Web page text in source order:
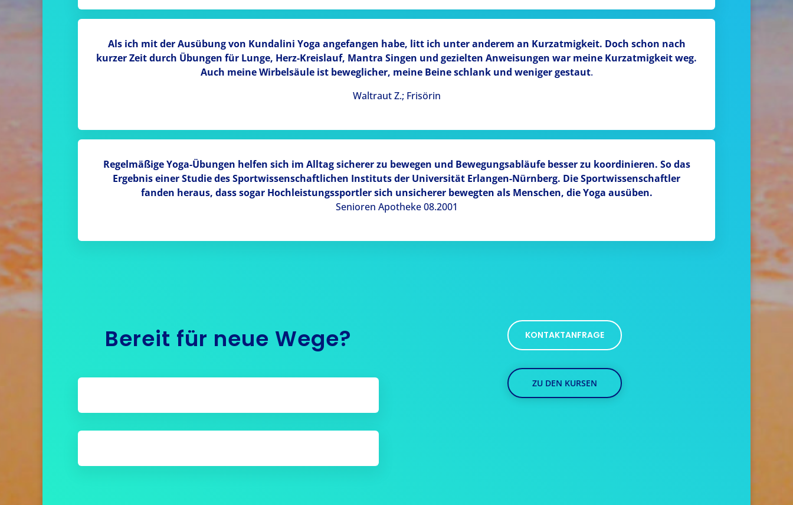
Als ich mit der Ausübung von Kundalini Yoga angefangen habe, litt ich unter anderem an Kurzatmigkeit. Doch schon nach
kurzer Zeit durch Übungen für Lunge, Herz-Kreislauf, Mantra Singen und gezielten Anweisungen war meine Kurzatmigkeit weg.
Auch meine Wirbelsäule ist beweglicher, meine Beine schlank und weniger gestaut.
Waltraut Z.; Frisörin
Regelmäßige Yoga-Übungen helfen sich im Alltag sicherer zu bewegen und Bewegungsabläufe besser zu koordinieren. So das
Ergebnis einer Studie des Sportwissenschaftlichen Instituts der Universität Erlangen-Nürnberg. Die Sportwissenschaftler
fanden heraus, dass sogar Hochleistungssportler sich unsicherer bewegten als Menschen, die Yoga ausüben.
Senioren Apotheke 08.2001
Bereit für neue Wege? KONTAKTANFRAGE
ZU DEN KURSEN